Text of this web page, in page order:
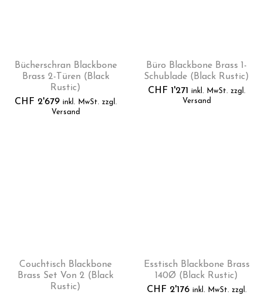
Bücherschran Blackbone
Brass 2-Türen (Black
Rustic)
CHF 2'679 inkl. MwSt. zzgl.
Versand
Büro Blackbone Brass 1-
Schublade (Black Rustic)
CHF 1'271 inkl. MwSt. zzgl.
Versand
Couchtisch Blackbone
Brass Set Von 2 (Black
Rustic)
Esstisch Blackbone Brass
140Ø (Black Rustic)
CHF 2'176 inkl. MwSt. zzgl.